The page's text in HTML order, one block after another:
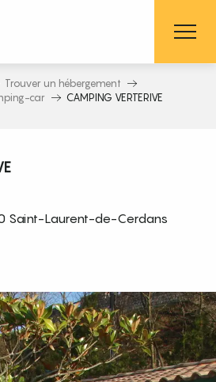
Trouver un hébergement
car
CAMPING VERTERIVE
Saint-Laurent-de-Cerdans
favoris